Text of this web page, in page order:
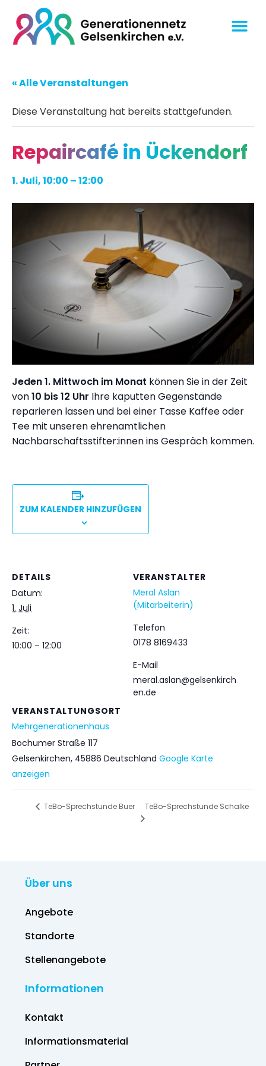
« Alle Veranstaltungen
Diese Veranstaltung hat bereits stattgefunden.
Repaircafé in Ückendorf
1. Juli, 10:00 –12:00
Jeden 1. Mittwoch im Monat können Sie in der Zeit
von10 bis 12 Uhr Ihre kaputten Gegenstände
reparieren lassen und bei einer Tasse Kaffee oder
Tee mit unseren ehrenamtlichen
Nachbarschaftsstifter:innen ins Gespräch kommen.
ZUM KALENDER HINZUFÜGEN
DETAILS
Datum:
1. Juli
Zeit:
10:00 – 12:00
VERANSTALTUNGSORT
Mehrgenerationenhaus
Bochumer Straße 117
Gelsenkirchen, 45886 Deutschland Google Karte
anzeigen
VERANSTALTER
Meral Aslan
(Mitarbeiterin)
Telefon
0178 8169433
E-Mail
meral.aslan@gelsenkirch
en.de
TeBo-Sprechstunde Buer TeBo-Sprechstunde Schalke
Über uns
Angebote
Standorte
Stellenangebote
Informationen
Kontakt
Informations­material